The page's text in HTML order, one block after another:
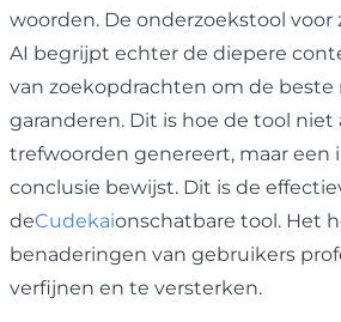
woorden. De onderzoekstool voor
AI begrijpt echter de diepere
van zoekopdrachten om de
garanderen. Dit is hoe de tool
trefwoorden genereert, maar een
conclusie bewijst. Dit is de
deCudekaionschatbare tool. Het
benaderingen van gebruikers
verfijnen en te versterken.